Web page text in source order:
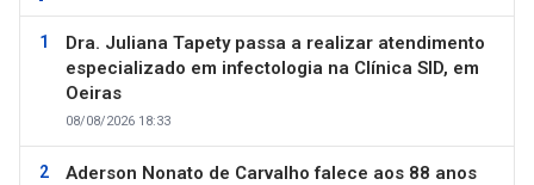
Dra. Juliana Tapety passa a realizar atendimento
especializado em infectologia na Clínica SID, em
Oeiras
08/08/2026 18:33
Aderson Nonato de Carvalho falece aos 88 anos